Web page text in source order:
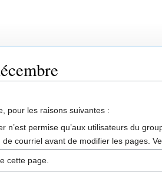
pour les raisons suivantes :
n’est permise qu’aux utilisateurs du
courriel avant de modifier les pages.
cette page.